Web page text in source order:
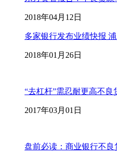
2018年04月12日
多家银行发布业绩快报
2018年01月26日
“去杠杆”需忍耐更高不良
2017年03月01日
盘前必读：商业银行不良